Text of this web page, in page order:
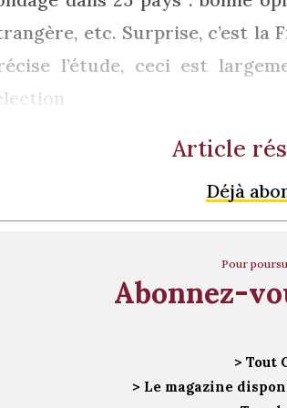
etc. Surprise, c’est la
l’étude, ceci est
Article
Déjà
Pour
Abonnez-
> Tout
> Le magazine